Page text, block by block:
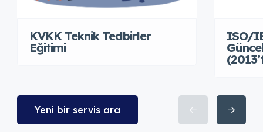
KVKK Teknik Tedbirler
Eğitimi
ISO/
Yeni bir servis ara